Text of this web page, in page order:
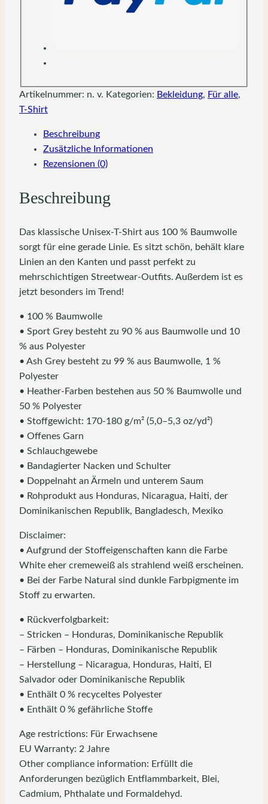
Artikelnummer: n. v. Kategorien: Bekleidung, Für alle,
T-Shirt
Beschreibung
Zusätzliche Informationen
Rezensionen (0)
Beschreibung
Das klassische Unisex-T-Shirt aus 100 % Baumwolle
sorgt für eine gerade Linie. Es sitzt schön, behält klare
Linien an den Kanten und passt perfekt zu
mehrschichtigen Streetwear-Outfits. Außerdem ist es
jetzt besonders im Trend!
• 100 % Baumwolle
• Sport Grey besteht zu 90 % aus Baumwolle und 10
% aus Polyester
• Ash Grey besteht zu 99 % aus Baumwolle, 1 %
Polyester
• Heather-Farben bestehen aus 50 % Baumwolle und
50 % Polyester
• Stoffgewicht: 170-180 g/m² (5,0–5,3 oz/yd²)
• Offenes Garn
• Schlauchgewebe
• Bandagierter Nacken und Schulter
• Doppelnaht an Ärmeln und unterem Saum
• Rohprodukt aus Honduras, Nicaragua, Haiti, der
Dominikanischen Republik, Bangladesch, Mexiko
Disclaimer:
• Aufgrund der Stoffeigenschaften kann die Farbe
White eher cremeweiß als strahlend weiß erscheinen.
• Bei der Farbe Natural sind dunkle Farbpigmente im
Stoff zu erwarten.
• Rückverfolgbarkeit:
– Stricken – Honduras, Dominikanische Republik
– Färben – Honduras, Dominikanische Republik
– Herstellung – Nicaragua, Honduras, Haiti, El
Salvador oder Dominikanische Republik
• Enthält 0 % recyceltes Polyester
• Enthält 0 % gefährliche Stoffe
Age restrictions: Für Erwachsene
EU Warranty: 2 Jahre
Other compliance information: Erfüllt die
Anforderungen bezüglich Entflammbarkeit, Blei,
Cadmium, Phthalate und Formaldehyd.